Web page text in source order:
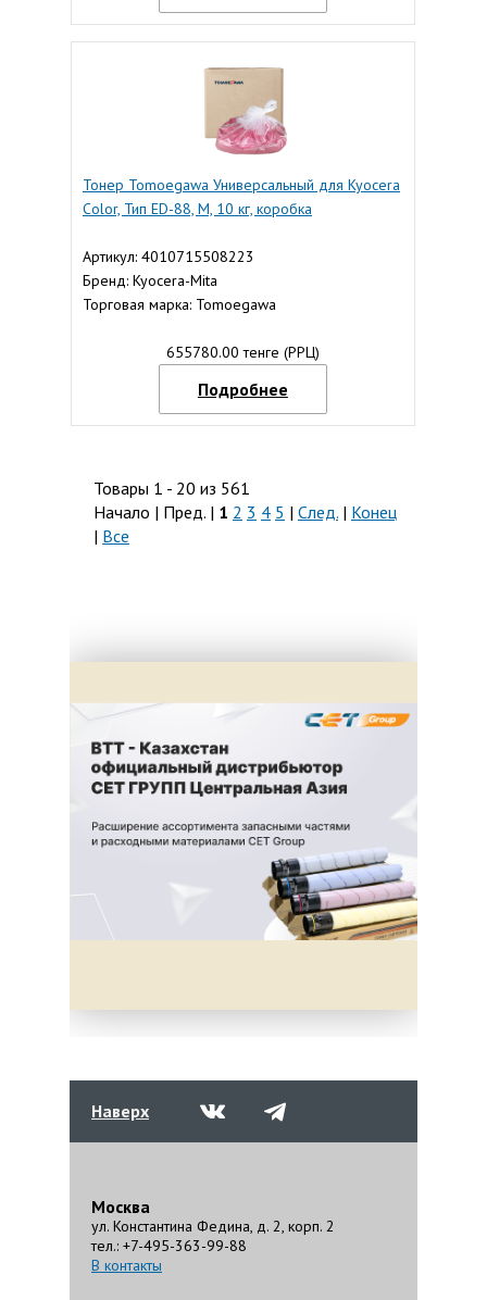
Тонер Tomoegawa Универсальный для Kyocera
Color, Тип ED-88, M, 10 кг, коробка
Артикул: 4010715508223
Бренд: Kyocera-Mita
Торговая марка: Tomoegawa
655780.00 тенге (РРЦ)
Подробнее
Товары 1 - 20 из 561
Начало | Пред. | 1 2 3 4 5 | След. | Конец
| Все
Наверх
Москва
ул. Константина Федина, д. 2, корп. 2
тел.: +7-495-363-99-88
В контакты